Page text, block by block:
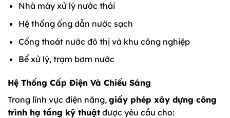
Nhà máy xử lý nước thải
Hệ thống ống dẫn nước sạch
Cống thoát nước đô thị và khu công nghiệp
Bể xử lý, trạm bơm nước
Hệ Thống Cấp Điện Và Chiếu Sáng
Trong lĩnh vực điện năng, giấy phép xây dựng công
trình hạ tầng kỹ thuật được yêu cầu cho: